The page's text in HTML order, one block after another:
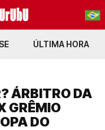
PT-BR ÚLTIMA HORA
ÁRBITRO DA
GRÊMIO
DO